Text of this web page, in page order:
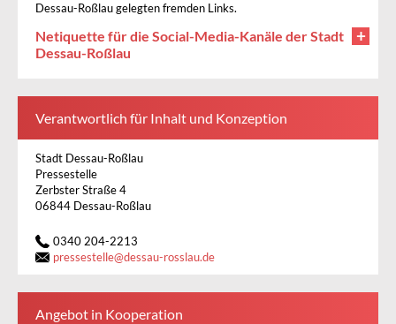
Dessau-Roßlau gelegten fremden Links.
Netiquette für die Social-Media-Kanäle der Stadt
Dessau-Roßlau
Verantwortlich für Inhalt und Konzeption
Stadt Dessau-Roßlau
Pressestelle
Zerbster Straße 4
06844 Dessau-Roßlau
0340 204-2213
pressestelle@dessau-rosslau.de
Angebot in Kooperation